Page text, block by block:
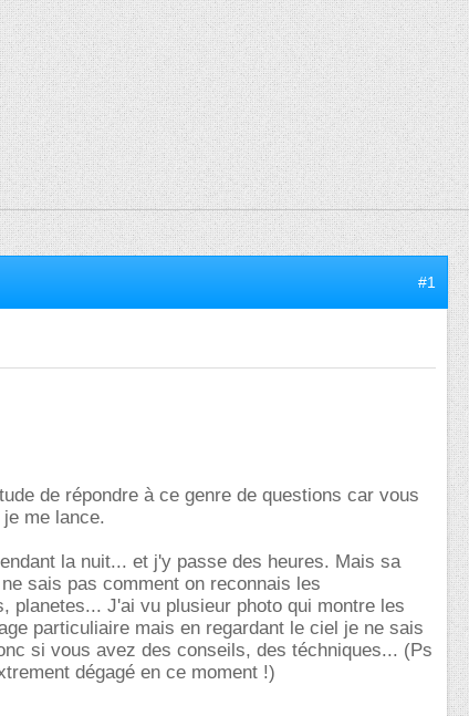
#1
de répondre à ce genre de questions car vous
me lance.
la nuit... et j'y passe des heures. Mais sa
sais pas comment on reconnais les
planetes... J'ai vu plusieur photo qui montre les
particuliaire mais en regardant le ciel je ne sais
si vous avez des conseils, des téchniques... (Ps
dégagé en ce moment !)